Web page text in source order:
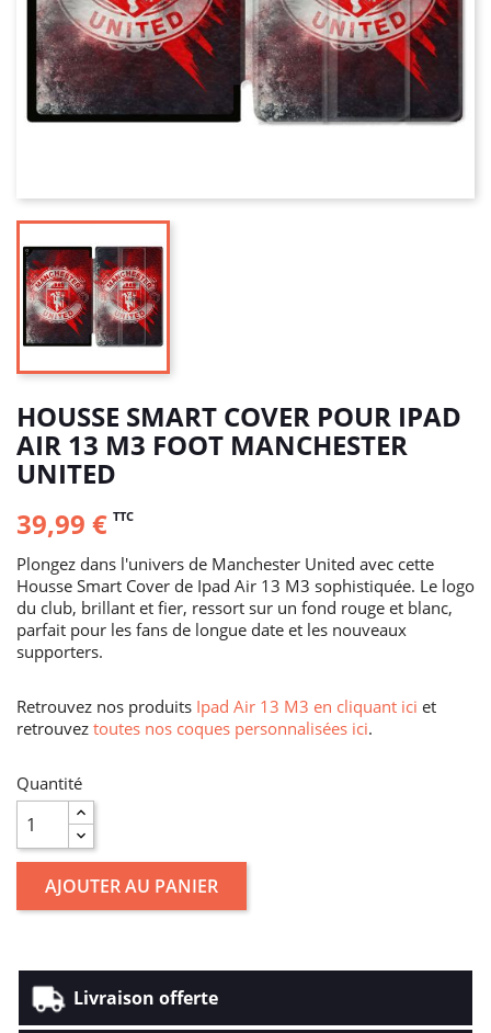
HOUSSE SMART COVER POUR IPAD
AIR 13 M3 FOOT MANCHESTER
UNITED
39,99 € TTC
Plongez dans l'univers de Manchester United avec cette
Housse Smart Cover de Ipad Air 13 M3 sophistiquée. Le logo
du club, brillant et fier, ressort sur un fond rouge et blanc,
parfait pour les fans de longue date et les nouveaux
supporters.
Retrouvez nos produits Ipad Air 13 M3 en cliquant ici et
retrouvez toutes nos coques personnalisées ici.
Quantité
AJOUTER AU PANIER
Livraison offerte